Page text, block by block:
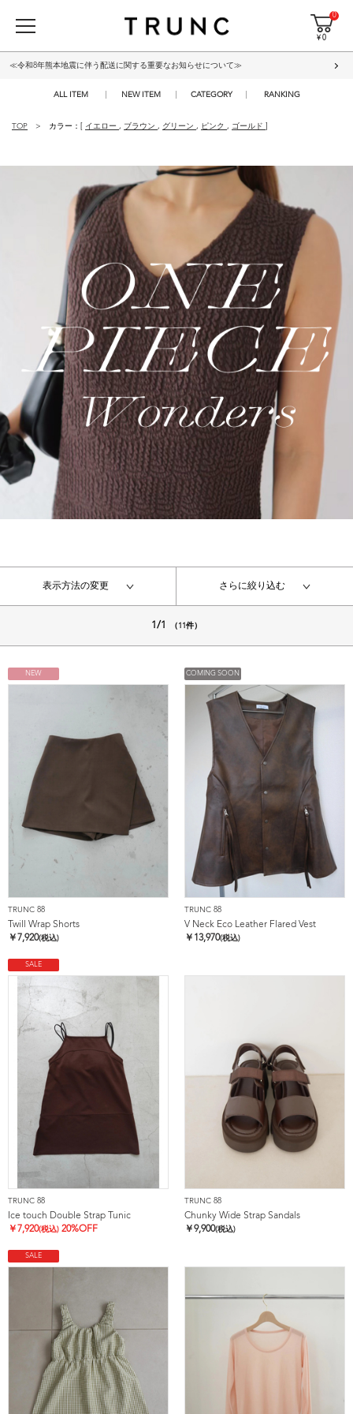
0
¥ 0
≪令和8年熊本地震に伴う配送に関する重要なお知らせについて≫
ALL ITEM NEW ITEM CATEGORY RANKING
TOP カラー：[ イエロー , ブラウン , グリーン , ピンク , ゴールド
表示方法の変更 さらに絞り込む
1/1 （11件）
NEW
TRUNC 88
Twill Wrap Shorts
￥ 7,920(税込)
COMING SOON
TRUNC 88
V Neck Eco Leather Flared Vest
￥ 13,970(税込)
SALE
TRUNC 88
Ice touch Double Strap Tunic
￥ 7,920(税込) 20%OFF
TRUNC 88
Chunky Wide Strap Sandals
￥9,900(税込)
SALE